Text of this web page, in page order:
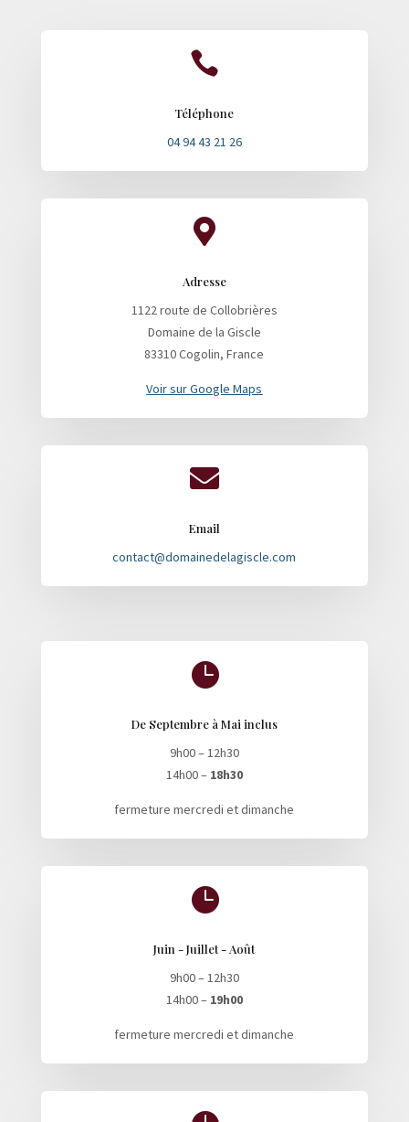

Téléphone
04 94 43 21 26

Adresse
1122 route de Collobrières
Domaine de la Giscle
83310 Cogolin, France
Voir sur Google Maps

Email
contact@domainedelagiscle.com

De Septembre à Mai inclus
9h00 – 12h30
14h00 – 18h30
fermeture mercredi et dimanche

Juin - Juillet - Août
9h00 – 12h30
14h00 – 19h00
fermeture mercredi et dimanche